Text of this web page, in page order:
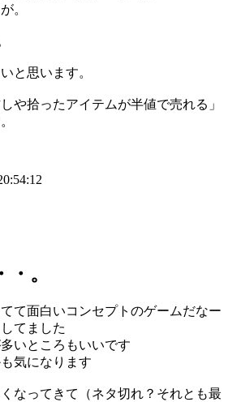
。
と思います。
や拾ったアイテムが半値で売れる」
。
て面白いコンセプトのゲームだなー
てました
いところもいいです
気になります
なってきて（ネタ切れ？それとも最